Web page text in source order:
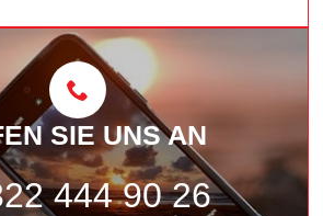
SIE UNS AN
444 90 26